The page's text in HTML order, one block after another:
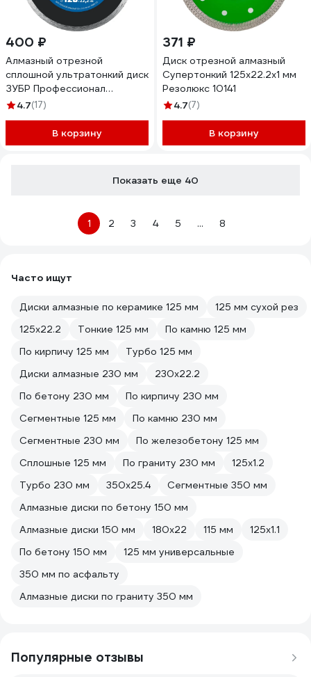
400 ₽
Алмазный отрезной
сплошной ультратонкий диск
ЗУБР Профессионал
Чисторез 125 мм 36663-125
4.7(17)
В корзину
371 ₽
Диск отрезной алмазный
Супертонкий 125x22.2x1 мм
Резолюкс 10141
4.7(7)
В корзину
Показать еще 40
1 2 3 4 5 ... 8
Часто ищут
Диски алмазные по керамике 125 мм
125 мм сухой рез
125х22.2
Тонкие 125 мм
По камню 125 мм
По кирпичу 125 мм
Турбо 125 мм
Диски алмазные 230 мм
230х22.2
По бетону 230 мм
По кирпичу 230 мм
Сегментные 125 мм
По камню 230 мм
Сегментные 230 мм
По железобетону 125 мм
Сплошные 125 мм
По граниту 230 мм
125х1.2
Турбо 230 мм
350х25.4
Сегментные 350 мм
Алмазные диски по бетону 150 мм
Алмазные диски 150 мм
180х22 115 мм
125х1.1
По бетону 150 мм
125 мм универсальные
350 мм по асфальту
Алмазные диски по граниту 350 мм
Популярные отзывы